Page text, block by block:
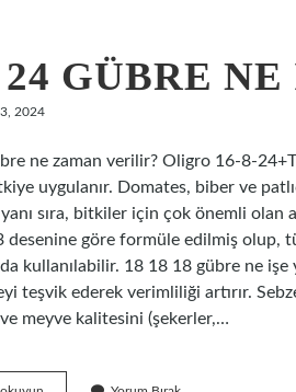
24 GÜBRE
2024
ne zaman verilir? Oligro 16-8-
uygulanır. Domates, biber ve
yanı sıra, bitkiler için çok önemli
desenine göre formüle edilmiş olup,
kullanılabilir. 18 18 18 gübre ne işe
teşvik ederek verimliliği artırır.
meyve kalitesini (şekerler,…